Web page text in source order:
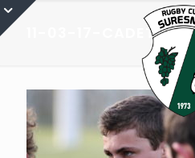
11-03-17-CADETS-